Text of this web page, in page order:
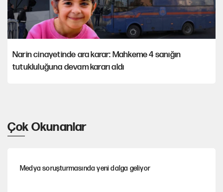
Narin cinayetinde ara karar: Mahkeme 4 sanığın
tutukluluğuna devam kararı aldı
Çok Okunanlar
Medya soruşturmasında yeni dalga geliyor